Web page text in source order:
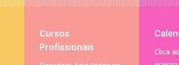
Cursos
Profissionais
Clica